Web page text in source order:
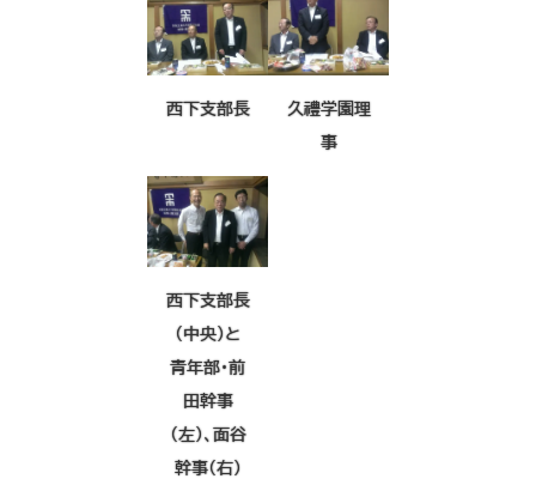
西下支部長
久禮学園理
事
西下支部長
（中央）と
青年部・前
田幹事
（左）、面谷
幹事（右）